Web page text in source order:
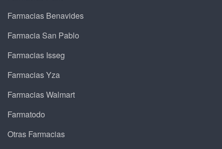
Farmacias Benavides
Farmacia San Pablo
Farmacias Isseg
Farmacias Yza
Farmacias Walmart
Farmatodo
Otras Farmacias